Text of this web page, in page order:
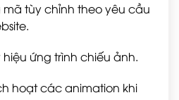
mã tùy chỉnh theo yêu cầu
hiệu ứng trình chiếu ảnh.
hoạt các animation khi